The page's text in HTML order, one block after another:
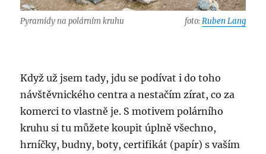
Pyramidy na polárním kruhu foto:Ruben Lang
Když už jsem tady, jdu se podívat i do toho
návštěvnického centra a nestačím zírat, co za
komerci to vlastně je. S motivem polárního
kruhu si tu můžete koupit úplně všechno,
hrníčky, budny, boty, certifikát (papír) s vaším